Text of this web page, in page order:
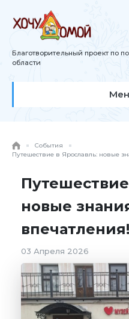
Благотворительный проект по
области
События
Путешествие в Ярославль: новые
новые
впечатления!
03 Апреля 2026